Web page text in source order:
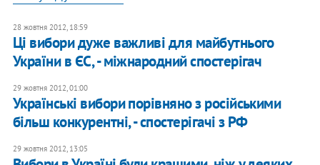
28 жовтня 2012, 18:59
Ці вибори дуже важливі для майбутнього
України в ЄС, - міжнародний спостерігач
29 жовтня 2012, 01:00
Українські вибори порівняно з російськими
більш конкурентні, - спостерігачі з РФ
29 жовтня 2012, 13:05